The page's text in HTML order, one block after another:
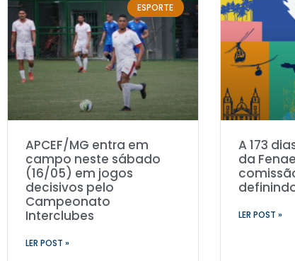
ESPORTE
APCEF/MG entra em
campo neste sábado
(16/05) em jogos
decisivos pelo
Campeonato
Interclubes
LER POST »
A 173
da
LER POST »